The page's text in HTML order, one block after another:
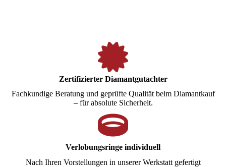
Zertifizierter Diamantgutachter
Fachkundige Beratung und geprüfte Qualität beim Diamantkauf
– für absolute Sicherheit.
Verlobungsringe individuell
Nach Ihren Vorstellungen in unserer Werkstatt gefertigt